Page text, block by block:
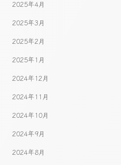
2025年4月
2025年3月
2025年2月
2025年1月
2024年12月
2024年11月
2024年10月
2024年9月
2024年8月